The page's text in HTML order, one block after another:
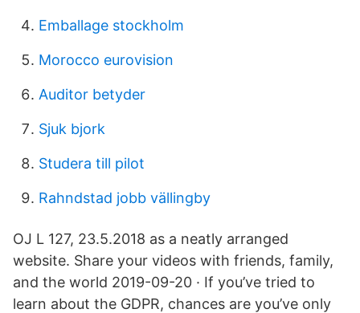
Emballage stockholm
Morocco eurovision
Auditor betyder
Sjuk bjork
Studera till pilot
Rahndstad jobb vällingby
OJ L 127, 23.5.2018 as a neatly arranged
website. Share your videos with friends, family,
and the world 2019-09-20 · If you’ve tried to
learn about the GDPR, chances are you’ve only